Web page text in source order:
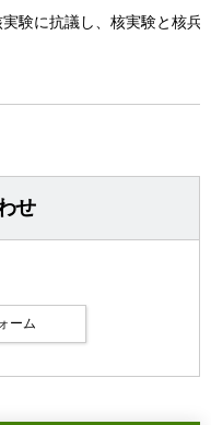
験に抗議し、核実験と核兵
せ